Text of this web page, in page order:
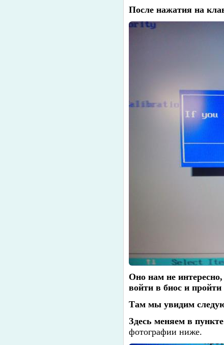
После нажатия на
Оно нам не
войти в биос и
Там мы увидим
Здесь меняем в
фотографии ниже.